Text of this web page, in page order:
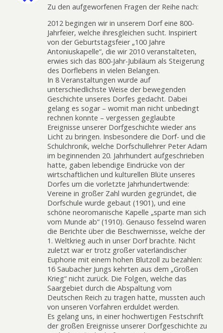
Zu den aufgeworfenen Fragen der Reihe nach:
2012 begingen wir in unserem Dorf eine 800-
Jahrfeier, welche ihresgleichen sucht. Inspiriert
von der Geburtstagsfeier „100 Jahre
Antoniuskapelle“, die wir 2010 veranstalteten,
erwies sich das 800-Jahr-Jubiläum als Steigerung
des Dorflebens in vielen Belangen.
In 8 Veranstaltungen wurde auf
unterschiedlichste Weise der bewegenden
Geschichte unseres Dorfes gedacht. Dabei
gelang es sogar – womit man nicht unbedingt
rechnen konnte – vergessen geglaubte
Ereignisse unserer Dorfgeschichte wieder ans
Licht zu bringen. Insbesondere die Dorf- und die
Schulchronik, welche Dorfschullehrer Peter Adam
im beginnenden 20. Jahrhundert aufgeschrieben
hatte, gaben lebendige Eindrücke von der
wirtschaftlichen und kulturellen Blüte unseres
Dorfes um die vorletzte Jahrhundertwende:
Vereine in großer Zahl wurden gegründet, die
Dorfschule wurde gebaut (1901), und eine
schöne neoromanische Kapelle „sparte man sich
vom Munde ab“ (1910). Genauso fesselnd waren
die Berichte über die Beschwernisse, welche der
1. Weltkrieg auch in unser Dorf brachte. Nicht
zuletzt war er trotz großer vaterländischer
Euphorie mit einem hohen Blutzoll zu bezahlen:
16 Saubacher Jungs kehrten aus dem „Großen
Krieg“ nicht zurück. Die Folgen, welche das
Saargebiet durch die Abspaltung vom
Deutschen Reich zu tragen hatte, mussten auch
von unseren Vorfahren erduldet werden.
Es gelang uns, in einer hochwertigen Festschrift
der großen Ereignisse unserer Dorfgeschichte zu